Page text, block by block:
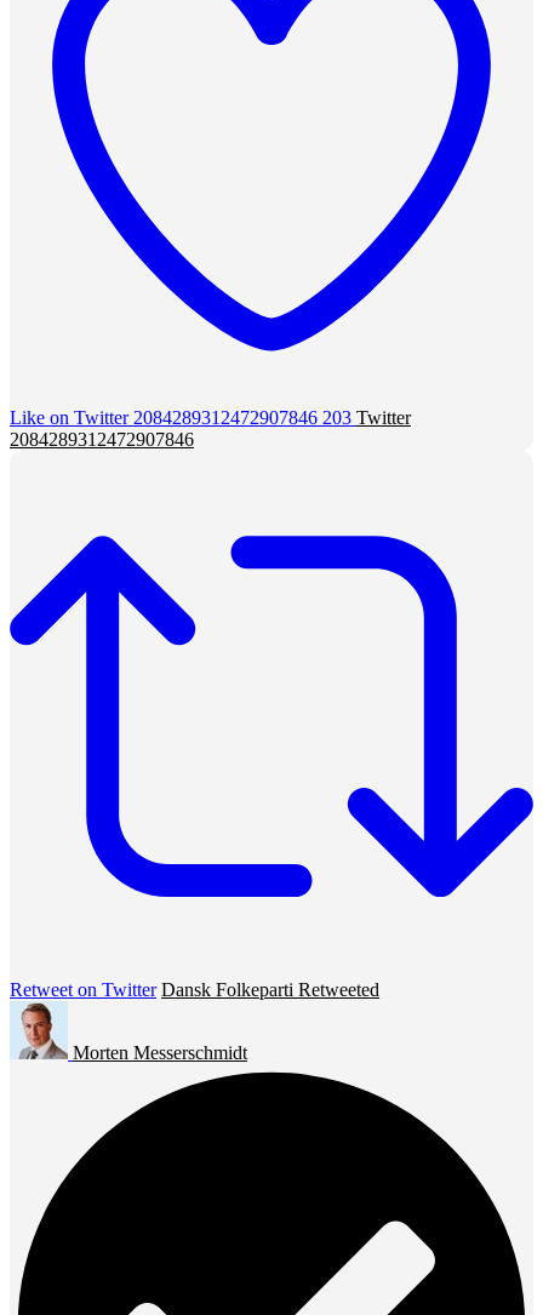
Like on Twitter 2084289312472907846 203 Twitter
2084289312472907846
Retweet on Twitter Dansk Folkeparti Retweeted
Morten Messerschmidt